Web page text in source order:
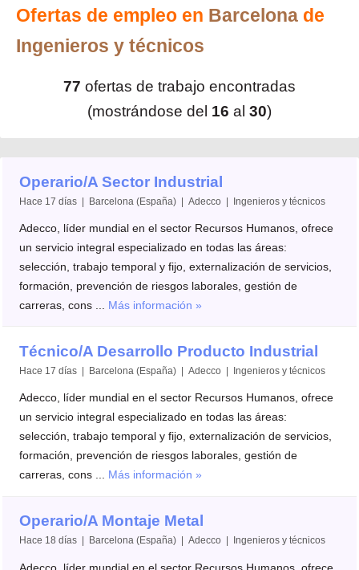
Ofertas de empleo en Barcelona de
Ingenieros y técnicos
77 ofertas de trabajo encontradas
(mostrándose del 16 al 30)
Operario/A Sector Industrial
Hace 17 días | Barcelona (España) | Adecco | Ingenieros y técnicos
Adecco, líder mundial en el sector Recursos Humanos, ofrece
un servicio integral especializado en todas las áreas:
selección, trabajo temporal y fijo, externalización de servicios,
formación, prevención de riesgos laborales, gestión de
carreras, cons ... Más información »
Técnico/A Desarrollo Producto Industrial
Hace 17 días | Barcelona (España) | Adecco | Ingenieros y técnicos
Adecco, líder mundial en el sector Recursos Humanos, ofrece
un servicio integral especializado en todas las áreas:
selección, trabajo temporal y fijo, externalización de servicios,
formación, prevención de riesgos laborales, gestión de
carreras, cons ... Más información »
Operario/A Montaje Metal
Hace 18 días | Barcelona (España) | Adecco | Ingenieros y técnicos
Adecco, líder mundial en el sector Recursos Humanos, ofrece